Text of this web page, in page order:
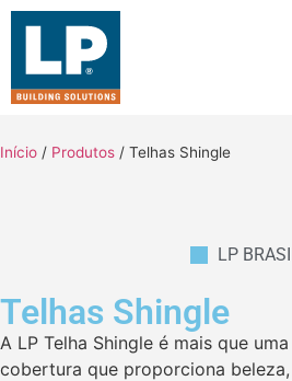
Início / Produtos / Telhas Shingle
LP
Telhas Shingle
A LP Telha Shingle é mais que
cobertura que proporciona